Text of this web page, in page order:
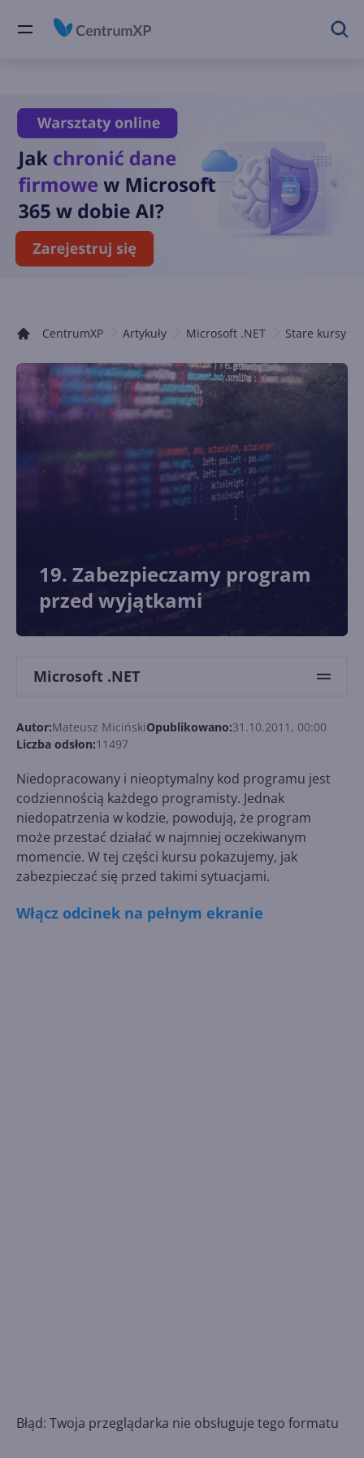
CentrumXP Artykuły Microsoft .NET Stare kursy
19. Zabezpieczamy program
przed wyjątkami
Microsoft .NET
Autor:Mateusz MicińskiOpublikowano:31.10.2011, 00:00
Liczba odsłon:11497
Niedopracowany i nieoptymalny kod programu jest
codziennością każdego programisty. Jednak
niedopatrzenia w kodzie, powodują, że program
może przestać działać w najmniej oczekiwanym
momencie. W tej części kursu pokazujemy, jak
zabezpieczać się przed takimi sytuacjami.
Włącz odcinek na pełnym ekranie
Błąd: Twoja przeglądarka nie obsługuje tego formatu